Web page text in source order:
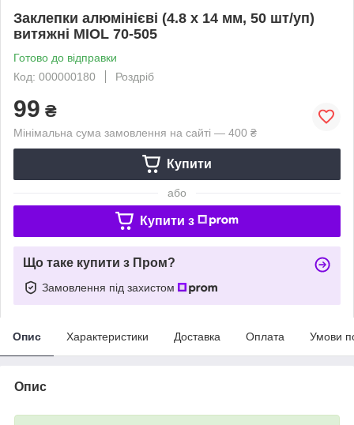
Заклепки алюмінієві (4.8 х 14 мм, 50 шт/уп)
витяжні MIOL 70-505
Готово до відправки
Код: 000000180
Роздріб
99 ₴
Мінімальна сума замовлення на сайті — 400 ₴
Купити
або
Купити з
Що таке купити з Пром?
Замовлення під захистом
Опис Характеристики Доставка Оплата Умови
Опис